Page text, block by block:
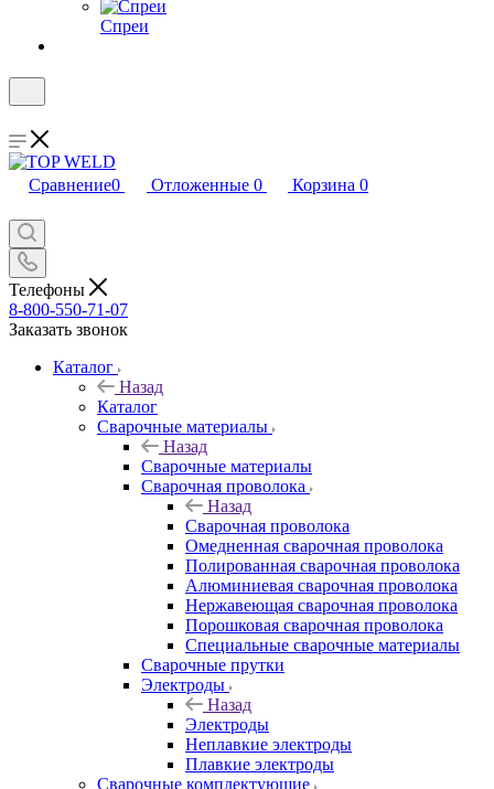
Спреи
Сравнение0 Отложенные 0 Корзина 0
Телефоны
8-800-550-71-07
Заказать звонок
Каталог
Назад
Каталог
Сварочные материалы
Назад
Сварочные материалы
Сварочная проволока
Назад
Сварочная проволока
Омедненная сварочная проволока
Полированная сварочная проволока
Алюминиевая сварочная проволока
Нержавеющая сварочная проволока
Порошковая сварочная проволока
Специальные сварочные материалы
Сварочные прутки
Электроды
Назад
Электроды
Неплавкие электроды
Плавкие электроды
Сварочные комплектующие